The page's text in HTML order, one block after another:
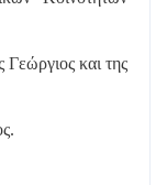
και της